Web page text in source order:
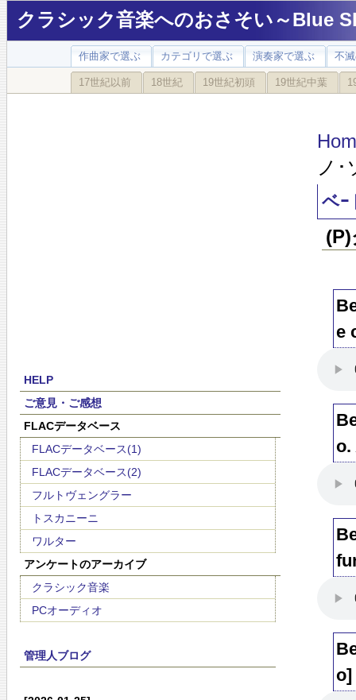
クラシック音楽へのおさそい～Blue
作曲家で選ぶ カテゴリで選ぶ 演奏家で選ぶ 不
17世紀以前 18世紀 19世紀初頭 19世紀中葉
HELP
ご意見・ご感想
FLACデータベース
FLACデータベース(1)
FLACデータベース(2)
フルトヴェングラー
トスカニーニ
ワルター
アンケートのアーカイブ
クラシック音楽
PCオーディオ
管理人ブログ
ノ･
ベｰ
e
o.
o]